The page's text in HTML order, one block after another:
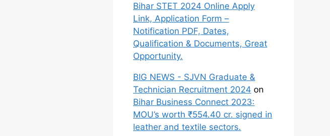
Bihar STET 2024 Online Apply
Link, Application Form –
Notification PDF, Dates,
Qualification & Documents, Great
Opportunity.
BIG NEWS - SJVN Graduate &
Technician Recruitment 2024 on
Bihar Business Connect 2023:
MOU’s worth ₹554.40 cr. signed in
leather and textile sectors.